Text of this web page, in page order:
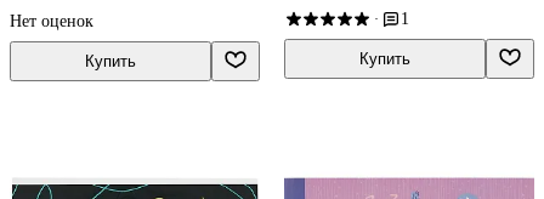
Нет оценок
Купить
· 1
Купить